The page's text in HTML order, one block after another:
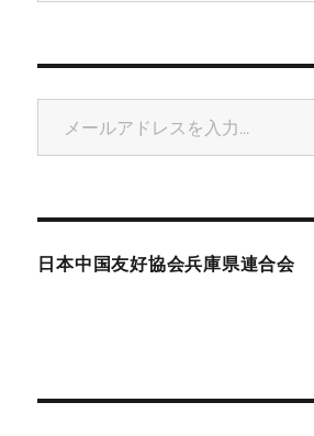
メールアドレスを入力...
日本中国友好協会兵庫県連合会